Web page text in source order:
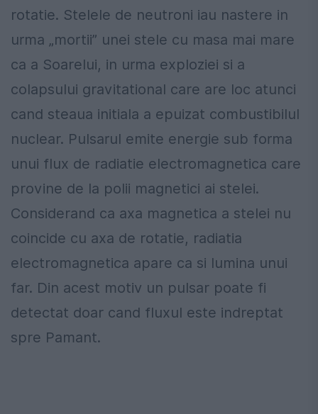
rotatie. Stelele de neutroni iau nastere in
urma „mortii” unei stele cu masa mai mare
ca a Soarelui, in urma exploziei si a
colapsului gravitational care are loc atunci
cand steaua initiala a epuizat combustibilul
nuclear. Pulsarul emite energie sub forma
unui flux de radiatie electromagnetica care
provine de la polii magnetici ai stelei.
Considerand ca axa magnetica a stelei nu
coincide cu axa de rotatie, radiatia
electromagnetica apare ca si lumina unui
far. Din acest motiv un pulsar poate fi
detectat doar cand fluxul este indreptat
spre Pamant.